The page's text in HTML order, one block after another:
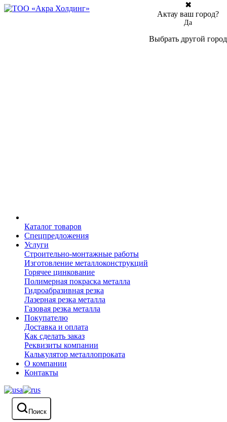
Каталог товаров
Спецпредложения
Услуги
Строительно-монтажные работы
Изготовление металлоконструкций
Горячее цинкование
Полимерная покраска металла
Гидроабразивная резка
Лазерная резка металла
Газовая резка металла
Покупателю
Доставка и оплата
Как сделать заказ
Реквизиты компании
Калькулятор металлопроката
О компании
Контакты
Поиск
✖
Актау ваш город?
Да
Выбрать другой город